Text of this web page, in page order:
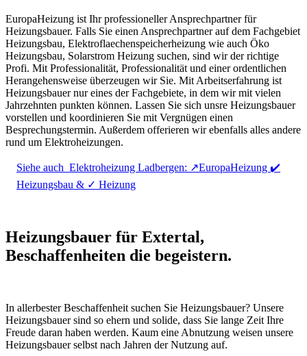
EuropaHeizung ist Ihr professioneller Ansprechpartner für
Heizungsbauer. Falls Sie einen Ansprechpartner auf dem Fachgebiet
Heizungsbau, Elektroflaechenspeicherheizung wie auch Öko
Heizungsbau, Solarstrom Heizung suchen, sind wir der richtige
Profi. Mit Professionalität, Professionalität und einer ordentlichen
Herangehensweise überzeugen wir Sie. Mit Arbeitserfahrung ist
Heizungsbauer nur eines der Fachgebiete, in dem wir mit vielen
Jahrzehnten punkten können. Lassen Sie sich unsre Heizungsbauer
vorstellen und koordinieren Sie mit Vergnügen einen
Besprechungstermin. Außerdem offerieren wir ebenfalls alles andere
rund um Elektroheizungen.
Siehe auch Elektroheizung Ladbergen: ↗️EuropaHeizung ✔️
Heizungsbau & ✓ Heizung
Heizungsbauer für Extertal,
Beschaffenheiten die begeistern.
In allerbester Beschaffenheit suchen Sie Heizungsbauer? Unsere
Heizungsbauer sind so ehern und solide, dass Sie lange Zeit Ihre
Freude daran haben werden. Kaum eine Abnutzung weisen unsere
Heizungsbauer selbst nach Jahren der Nutzung auf.